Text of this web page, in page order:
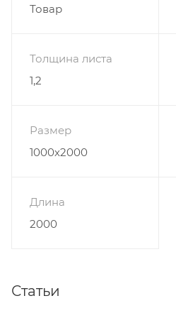
Товар
Толщина листа
1,2
Размер
1000х2000
Длина
2000
Статьи